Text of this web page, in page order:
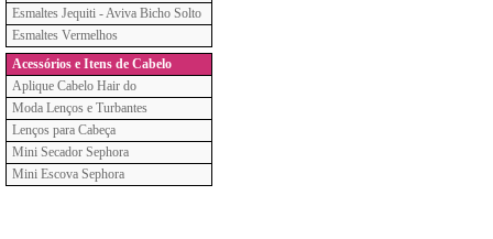
Esmaltes Jequiti - Aviva Bicho Solto
Esmaltes Vermelhos
Acessórios e Itens de Cabelo
Aplique Cabelo Hair do
Moda Lenços e Turbantes
Lenços para Cabeça
Mini Secador Sephora
Mini Escova Sephora